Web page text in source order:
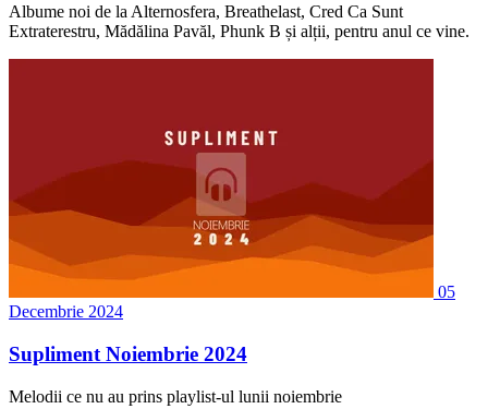
Albume noi de la Alternosfera, Breathelast, Cred Ca Sunt
Extraterestru, Mădălina Pavăl, Phunk B și alții, pentru anul ce vine.
05
Decembrie 2024
Supliment Noiembrie 2024
Melodii ce nu au prins playlist-ul lunii noiembrie